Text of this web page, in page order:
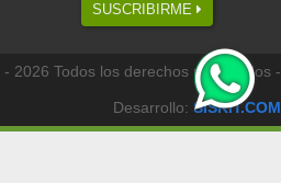
SUSCRIBIRME
2026 Todos los derechos reservados -
Desarrollo: SISKIT.COM